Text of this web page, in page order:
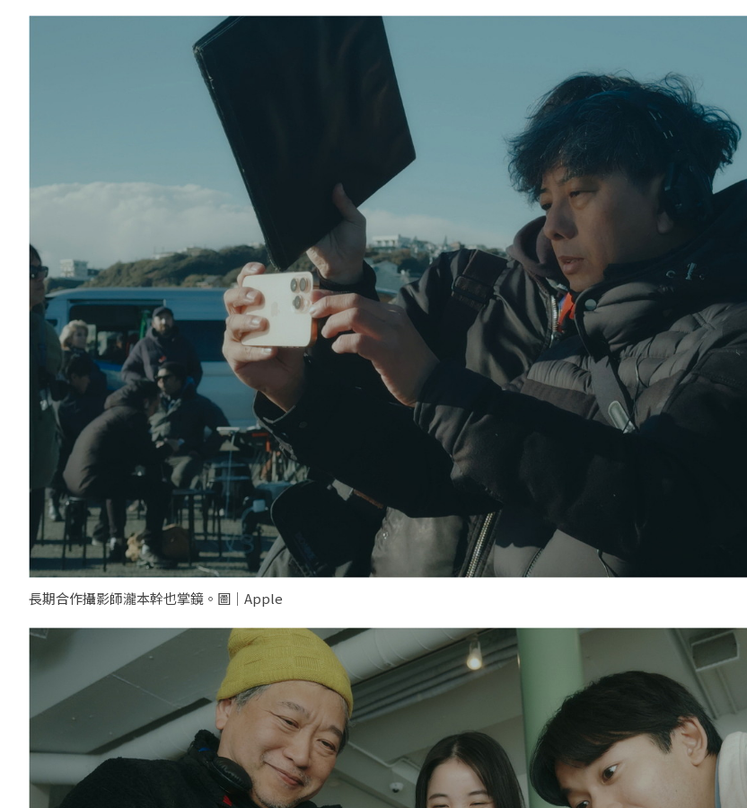
長期合作攝影師瀧本幹也掌鏡。圖｜Apple